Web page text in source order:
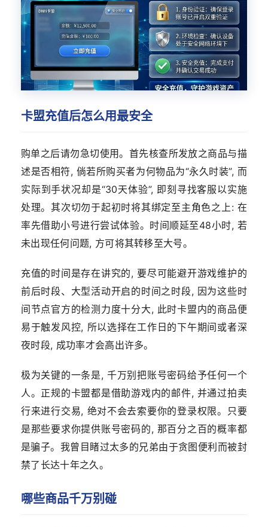
卡盟充值后怎么用最安全
购单之后请勿急切使用。首先核查所发放之商品与描
述是否相符, 倘若所购买者为何物品为“永久时装”, 而
实际到手状况却是“30天体验”, 即刻寻找客服以实施
处理。其次切勿于起初时将其绑定至主角色之上: 在
率先借助小号进行尝试体验。时间顺延至48小时, 若
未出现任何问题, 方可将其转移至大号。
充值的时间是存在讲究的, 要尽可能避开游戏维护的
前后时段、大型活动开启的时间之时段, 因为这些时
间节点官方的检测力度十分大, 此时卡盟内的商品便
易于触发风控, 所以选择在工作日的下午期间或者深
夜时段, 成功率才会高出许多。
极为关键的一条是, 千万别把账号密码给予任何一个
人。正规的卡盟都是借助游戏内的邮件, 并通过拍卖
行来进行交易, 绝对不会去索要你的登录权限。只要
是那些要求你提供账号密码的, 那百分之百的概率都
是骗子。我曾目睹过太多的兄弟由于贪图便利而被封
禁了长达十年之久。
哪些商品千万别碰